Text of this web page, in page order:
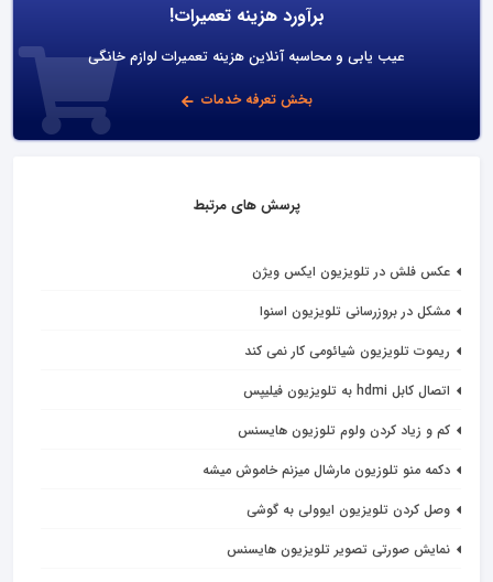
برآورد هزینه تعمیرات!
عیب یابی و محاسبه آنلاین هزینه تعمیرات لوازم خانگی
بخش تعرفه خدمات
پرسش های مرتبط
عکس فلش در تلویزیون ایکس ویژن
مشکل در بروزرسانی تلویزیون اسنوا
ریموت تلویزیون شیائومی کار نمی کند
اتصال کابل hdmi به تلویزیون فیلیپس
کم و زیاد کردن ولوم تلوزیون هایسنس
دکمه منو تلوزیون مارشال میزنم خاموش میشه
وصل کردن تلویزیون ایوولی به گوشی
نمایش صورتی تصویر تلویزیون هایسنس